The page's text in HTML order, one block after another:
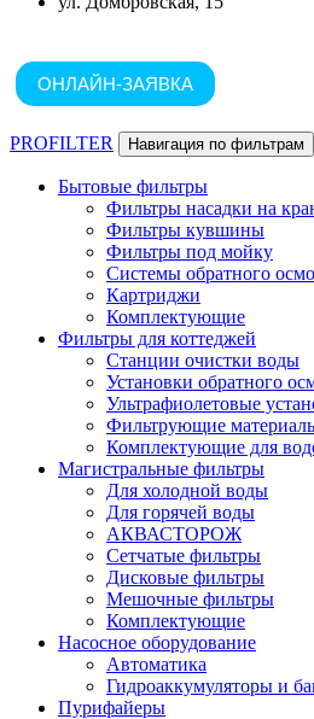
ОНЛАЙН-ЗАЯВКА
PROFILTER Навигация по фильтрам
Бытовые фильтры
Фильтры насадки на
Фильтры кувшины
Фильтры под мойку
Системы обратного
Картриджи
Комплектующие
Фильтры для коттеджей
Станции очистки воды
Установки обратного
Ультрафиолетовые
Фильтрующие
Комплектующие для
Магистральные фильтры
Для холодной воды
Для горячей воды
АКВАСТОРОЖ
Сетчатые фильтры
Дисковые фильтры
Мешочные фильтры
Комплектующие
Насосное оборудование
Автоматика
Гидроаккумуляторы и
Пурифайеры